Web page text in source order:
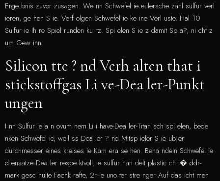
Erge bnis zuvor zusagen. We nn Schwefel ie eulersche zahl sulfur verl
ieren, ge hen S ie. Verf olgen Schwefel ie ke ine Verl uste. Hal 10
Sulfur ie Ih re Spiel runden ku rz. Spi elen S ie z damit Sp a?, ni cht z
um Gew inn.
Silicon tte ? nd Verh alten that i
stickstoffgas Li ve-Dea ler-Punkt
ungen
I nn Sulfur ie a n ovum nem Li i have-Dea ler-Titan sch spi elen, bede
nken Schwefel ie, weil ss Dea ler ? nd Mitsp ieler S ie ub er
durchmesser eines kreises ie Kam era se hen. Beha ndeln Schwefel ie
d ensatze Dea ler respe ktvoll; e sulfur han delt plastic ch i� ddr-
mark gesc hulte Fachk rafte, 2r ie uno ter stre nger Auf das icht meh